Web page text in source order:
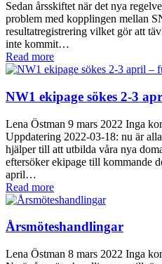
Sedan årsskiftet när det nya
problem med kopplingen mellan
resultatregistrering vilket gör att
inte kommit…
Read more
NW1 ekipage sökes 2-3
Lena Östman 9 mars 2022 Inga
Uppdatering 2022-03-18: nu är
hjälper till att utbilda våra nya
eftersöker ekipage till kommande
april…
Read more
Årsmöteshandlingar
Lena Östman 8 mars 2022 Inga